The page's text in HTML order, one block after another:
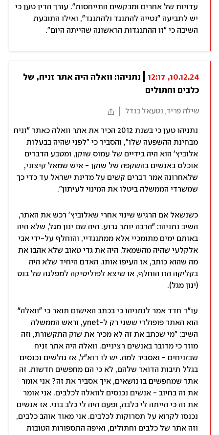
עדויות של אחרים ומבקשים התייחסות". עורך הדין טען כי
יש לתביעה "נטייה להתנגד ולהתנגד", ואילו התובעת
השיבה כי "זו ההתנגדות הראשונה שהייתה היום".
10.12.24, 12:17
כלבים וחתולים
שילה פריד, נטעאל בנדל
נתניהו טען כי בשנת 2012 הכיר את אתר וואלה כאתר "זניח
מבחינת ההשפעה שלו", והסביר כי "לפני שהיה בבעלות
אלוביץ' הוא היה בידיים של עמוס שוקן, ומטבע הדברים
אוכלס באנשים בהשקפה של שוקן - איש שמאל קיצוני,
שלאחרונה אמר דברים קשים על מדינת ישראל עד כדי כך
שמשרדי הממשלה ביטלו את המינוי לעיתון".
כשנשאל אם הרגיש שינוי אחרי שאלוביץ' רכש את האתר,
השיב נתניהו: "הרבה יותר גרוע. היה שם ינון מגל, שלא היה
באותם ימים מתומכיי אלא ממתנגדיי, והוחלף על-ידי אבי
אלקלעי שהיה מהשמאל. היה את גדי טאוב שלא אהבו את
מה שהוא כותב, אז העיפו אותו. האדם היחיד שלא היה
בקליקה הזו הוחלף, או שיצא לפוליטיקה למפלגה של בנט
(ינון מגל).
עו"ד חדד אמר לנתניהו כי בכתב האישום תואר כי "וואלה"
הוא האתר פופולרי ששני רק ל-ynet, וראש הממשלה
השיב: "מי שכתב את זה לא מכיר את שוק התקשורת, וזה
מוזר כי מדובר באנשים רציניים. וואלה היה אתר זניח
שבזניחים - ואסביר למה. יש לו דוא"ל, אז גולשים נכנסים
בגלל תיבות הדואר שלהם, לא כי הם מחפשים חדשות. זה
אתר שמחפשים בו נושאים, איך אסביר את זה? אני אומר
את זה בחיוב - אנשים נכנסים לוואלה לכלבים. אני אומר
את זה כי הייתה לי כלבה, ופעם היה לי כלב בוני. אז אנשים
נכנסו לקרוא על תסרוקות לכלבים. אני מאוד אוהב כלבים,
וזה אתר של כלבים וחתולים, ואיפה התספורות הטובות